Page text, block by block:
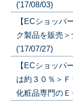
('17/08/03)
【ECショッ
ク製品を販売
('17/07/27)
【ECショッ
は約３０％＞
化粧品専門の